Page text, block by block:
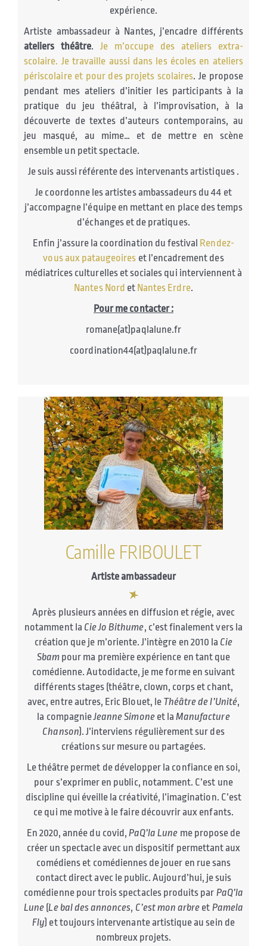
expérience.
Artiste ambassadeur à Nantes, j’encadre différents
ateliers théâtre.Je m’occupe des ateliers extra-
scolaire. Je travaille aussi dans les écoles en ateliers
périscolaire et pour des projets scolaires. Je propose
pendant mes ateliers d’initier les participants à la
pratique du jeu théâtral, à l’improvisation, à la
découverte de textes d’auteurs contemporains, au
jeu masqué, au mime… et de mettre en scène
ensemble un petit spectacle.
Je suis aussi référente des intervenants artistiques .
Je coordonne les artistes ambassadeurs du 44 et
j’accompagne l’équipe en mettant en place des temps
d’échanges et de pratiques.
Enfin j’assure la coordination du festival Rendez-
vous aux pataugeoires et l’encadrement des
médiatrices culturelles et sociales qui interviennent à
Nantes Nord et Nantes Erdre.
Pour me contacter :
romane(at)paqlalune.fr
coordination44(at)paqlalune.fr
Camille FRIBOULET
Artiste ambassadeur
Après plusieurs années en diffusion et régie, avec
notamment la Cie Jo Bithume, c’est finalement vers la
création que je m’oriente. J’intègre en 2010 la Cie
Sbam pour ma première expérience en tant que
comédienne. Autodidacte, je me forme en suivant
différents stages (théâtre, clown, corps et chant,
avec, entre autres, Eric Blouet, le Théâtre de l’Unité,
la compagnieJeanne Simone et laManufacture
Chanson). J’interviens régulièrement sur des
créations sur mesure ou partagées.
Le théâtre permet de développer la confiance en soi,
pour s’exprimer en public, notamment. C’est une
discipline qui éveille la créativité, l’imagination. C’est
ce qui me motive à le faire découvrir aux enfants.
En 2020, année du covid, PaQ’la Lune me propose de
créer un spectacle avec un dispositif permettant aux
comédiens et comédiennes de jouer en rue sans
contact direct avec le public. Aujourd’hui, je suis
comédienne pour trois spectacles produits par PaQ’la
Lune (Le bal des annonces, C’est mon arbre et Pamela
Fly) et toujours intervenante artistique au sein de
nombreux projets.